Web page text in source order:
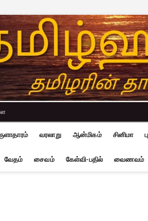
வரலாறு ஆன்மிகம் சினிமா
வேதம் சைவம் கேள்வி-பதில் வைணவம்